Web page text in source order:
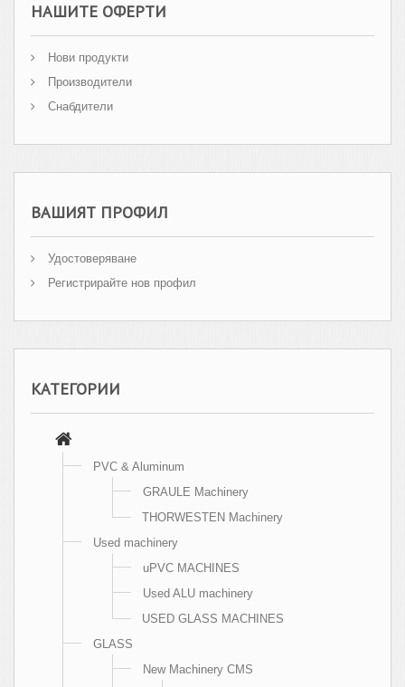
НАШИТЕ ОФЕРТИ
Нови продукти
Производители
Снабдители
ВАШИЯТ ПРОФИЛ
Удостоверяване
Регистрирайте нов профил
КАТЕГОРИИ
PVC & Aluminum
GRAULE Machinery
THORWESTEN Machinery
Used machinery
uPVC MACHINES
Used ALU machinery
USED GLASS MACHINES
GLASS
New Machinery CMS